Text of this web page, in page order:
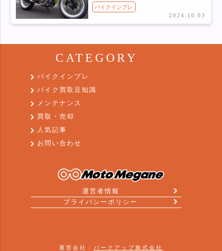
バイクインプレ
2024.10.03
運営者情報
プライバシーポリシー
CATEGORY
バイクインプレ
バイク買取豆知識
メンテナンス
買取・売却
人気記事
お問い合わせ
運営会社： パークアップ株式会社